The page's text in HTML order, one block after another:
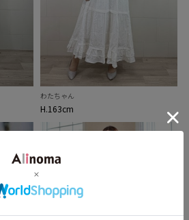
わたちゃん
H.163cm